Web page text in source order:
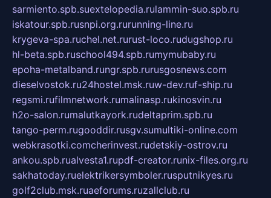
sarmiento.spb.suextelopedia.rulammin-suo.spb.ru
iskatour.spb.rusnpi.org.rurunning-line.ru
krygeva-spa.ruchel.net.rurust-loco.rudugshop.ru
hl-beta.spb.ruschool494.spb.rumymubaby.ru
epoha-metalband.rungr.spb.rurusgosnews.com
dieselvostok.ru24hostel.msk.ruw-dev.ruf-ship.ru
regsmi.rufilmnetwork.rumalinasp.rukinosvin.ru
h2o-salon.rumalutkayork.rudeltaprim.spb.ru
tango-perm.rugooddir.rusgv.sumultiki-online.com
webkrasotki.comcherinvest.rudetskiy-ostrov.ru
ankou.spb.rualvesta1.rupdf-creator.runix-files.org.ru
sakhatoday.ruelektrikersymboler.rusputnikyes.ru
golf2club.msk.ruaeforums.ruzallclub.ru